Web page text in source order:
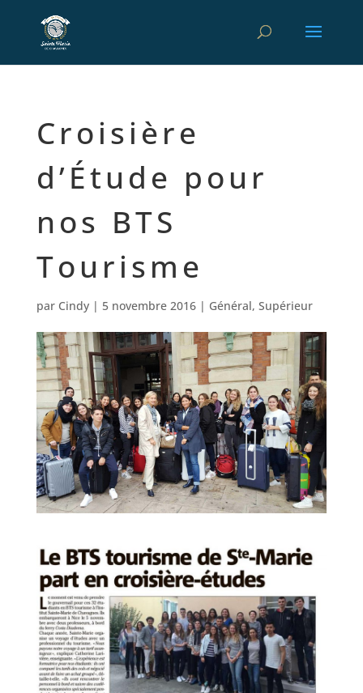
Croisière
d’Étude pour
nos BTS
Tourisme
par Cindy| 5 novembre 2016| Général, Supérieur